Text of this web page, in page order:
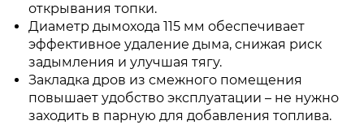
открывания топки.
Диаметр дымохода 115 мм обеспечивает
эффективное удаление дыма, снижая риск
задымления и улучшая тягу.
Закладка дров из смежного помещения
повышает удобство эксплуатации – не нужно
заходить в парную для добавления топлива.